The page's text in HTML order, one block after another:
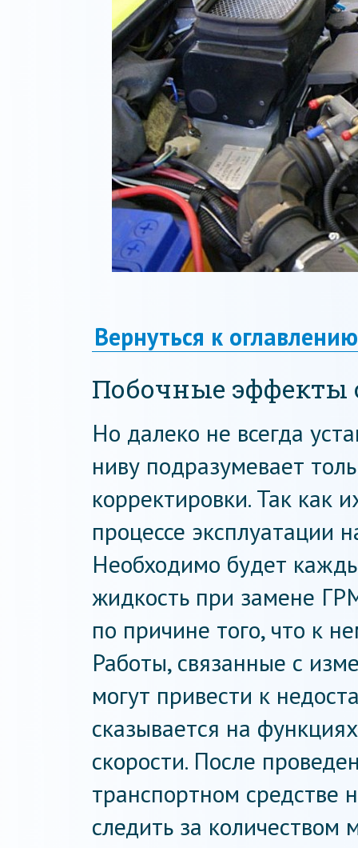
Вернуться к оглавлению
Побочные эффекты
Но далеко не всегда
ниву подразумевает
корректировки. Так как
процессе эксплуатации
Необходимо будет
жидкость при замене
по причине того, что к
Работы, связанные с
могут привести к
сказывается на
скорости. После
транспортном средстве
следить за